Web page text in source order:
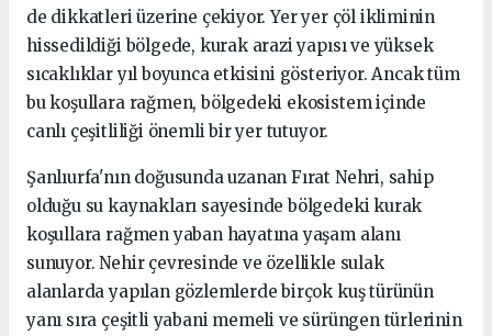
de dikkatleri üzerine çekiyor. Yer yer çöl ikliminin
hissedildiği bölgede, kurak arazi yapısı ve yüksek
sıcaklıklar yıl boyunca etkisini gösteriyor. Ancak tüm
bu koşullara rağmen, bölgedeki ekosistem içinde
canlı çeşitliliği önemli bir yer tutuyor.
Şanlıurfa'nın doğusunda uzanan Fırat Nehri, sahip
olduğu su kaynakları sayesinde bölgedeki kurak
koşullara rağmen yaban hayatına yaşam alanı
sunuyor. Nehir çevresinde ve özellikle sulak
alanlarda yapılan gözlemlerde birçok kuş türünün
yanı sıra çeşitli yabani memeli ve sürüngen türlerinin